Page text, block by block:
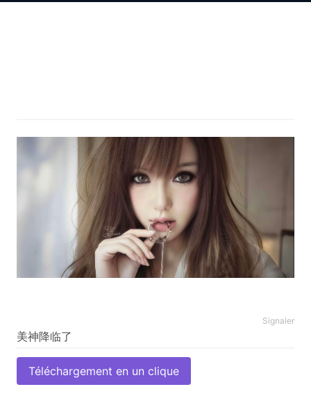
Signaler
Téléchargement en un clique